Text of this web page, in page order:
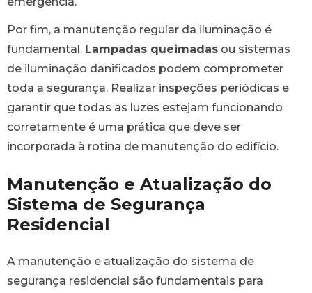
Por fim, a manutenção regular da iluminação é
fundamental. Lampadas queimadas ou sistemas
de iluminação danificados podem comprometer
toda a segurança. Realizar inspeções periódicas e
garantir que todas as luzes estejam funcionando
corretamente é uma prática que deve ser
incorporada à rotina de manutenção do edifício.
Manutenção e Atualização do
Sistema de Segurança
Residencial
A manutenção e atualização do sistema de
segurança residencial são fundamentais para